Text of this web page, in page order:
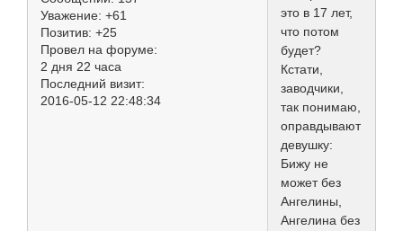
Уважение: +61
Позитив: +25
Провел на форуме:
2 дня 22 часа
Последний визит:
2016-05-12 22:48:34
это в 17 лет,
что потом
будет?
Кстати,
заводчики,
так понимаю,
оправдывают
девушку:
Бижу не
может без
Ангелины,
Ангелина без